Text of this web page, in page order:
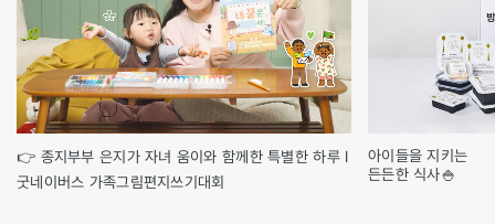
👉 종지부부 은지가 자녀 움이와 함께한 특별한 하루 l
굿네이버스 가족그림편지쓰기대회
아이들을 지키는
든든한 식사🍚